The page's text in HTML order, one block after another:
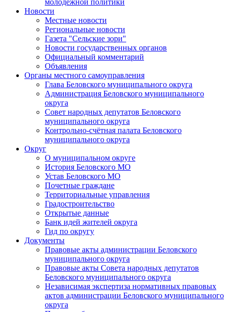
молодежной политики
Новости
Местные новости
Региональные новости
Газета "Сельские зори"
Новости государственных органов
Официальный комментарий
Объявления
Органы местного самоуправления
Глава Беловского муниципального округа
Администрация Беловского муниципального
округа
Совет народных депутатов Беловского
муниципального округа
Контрольно-счётная палата Беловского
муниципального округа
Округ
О муниципальном округе
История Беловского МО
Устав Беловского МО
Почетные граждане
Территориальные управления
Градостроительство
Открытые данные
Банк идей жителей округа
Гид по округу
Документы
Правовые акты администрации Беловского
муниципального округа
Правовые акты Совета народных депутатов
Беловского муниципального округа
Независимая экспертиза нормативных правовых
актов администрации Беловского муниципального
округа